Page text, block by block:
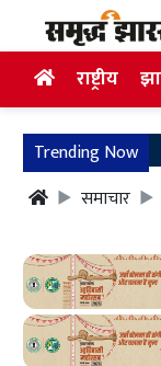
राष्ट्रीय
Trending Now
समाचार